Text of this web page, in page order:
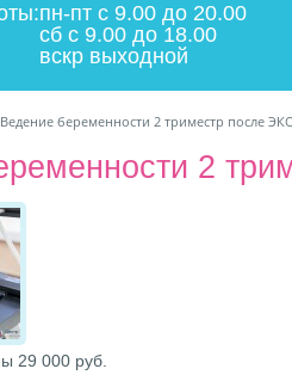
пн-пт с 9.00 до 20.00
сб с 9.00 до 18.00
вскр выходной
Ведение беременности 2 триместр после
2
29 000 руб.